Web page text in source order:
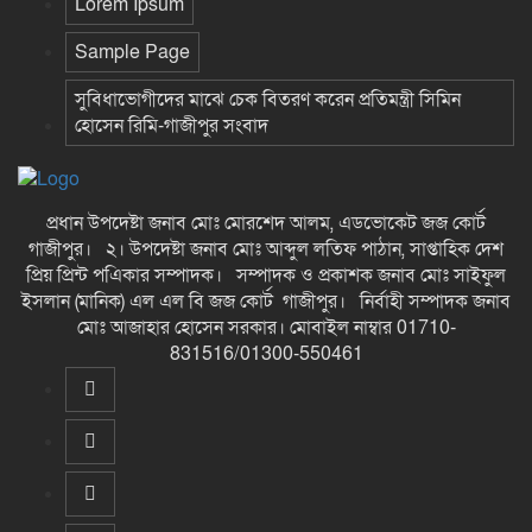
Sample Page
সুবিধাভোগীদের মাঝে চেক বিতরণ করেন প্রতিমন্ত্রী সিমিন
হোসেন রিমি-গাজীপুর সংবাদ
প্রধান উপদেষ্টা জনাব মোঃ মোরশেদ আলম, এডভোকেট জজ কোর্ট
গাজীপুর। ২। উপদেষ্টা জনাব মোঃ আব্দুল লতিফ পাঠান, সাপ্তাহিক দেশ
প্রিয় প্রিন্ট পএিকার সম্পাদক। সম্পাদক ও প্রকাশক জনাব মোঃ সাইফুল
ইসলান (মানিক) এল এল বি জজ কোর্ট গাজীপুর। নির্বাহী সম্পাদক জনাব
মোঃ আজাহার হোসেন সরকার। মোবাইল নাম্বার 01710-
831516/01300-550461